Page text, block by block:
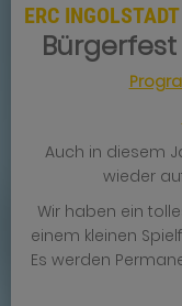
ERC
Bürgerfest
Auch in diesem
wieder
Wir haben ein
einem kleinen
Es werden